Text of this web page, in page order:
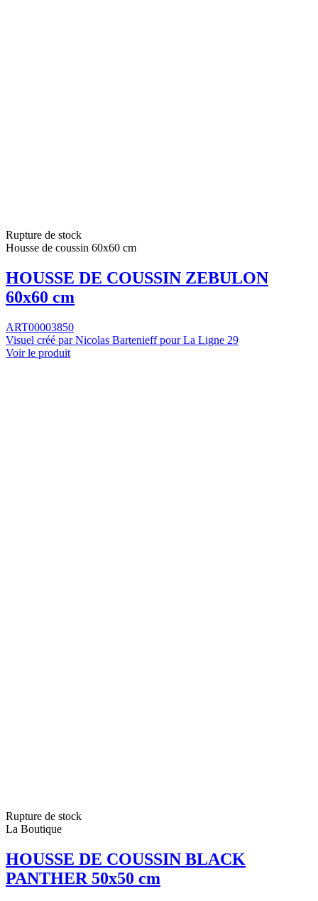
Rupture de stock
Housse de coussin 60x60 cm
HOUSSE DE COUSSIN ZEBULON
60x60 cm
ART00003850
Visuel créé par Nicolas Bartenieff pour La Ligne 29
Voir le produit
Rupture de stock
La Boutique
HOUSSE DE COUSSIN BLACK
PANTHER 50x50 cm